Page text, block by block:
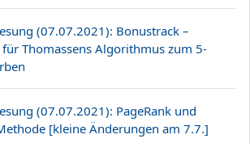
(07.07.2021): Bonustrack –
für Thomassens Algorithmus zum 5-
(07.07.2021): PageRank und
[kleine Änderungen am 7.7.]